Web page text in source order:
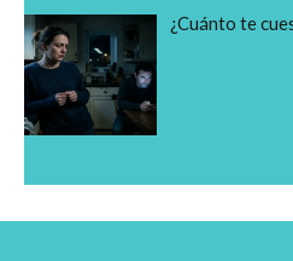
¿Cuánto te